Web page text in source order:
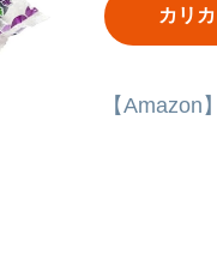
カリ
【Amazon】